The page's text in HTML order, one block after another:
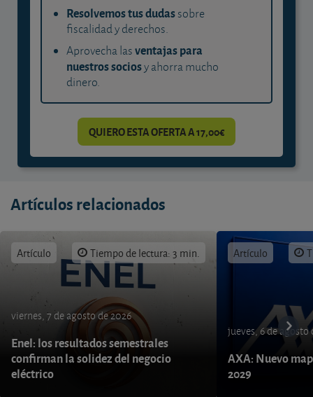
Resolvemos tus dudassobre
fiscalidad y derechos.
Aprovecha lasventajas para
nuestros sociosy ahorra mucho
dinero.
QUIERO ESTA OFERTA A 17,00€
Artículos relacionados
Artículo Tiempo de lectura: 3 min.
viernes, 7 de agosto de 2026
Enel: los resultados semestrales
confirman la solidez del negocio
eléctrico
Artículo
jueves, 6 de agosto
AXA: Nuevo
2029